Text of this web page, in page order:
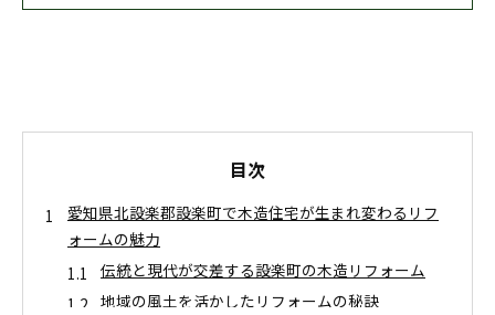
目次
愛知県北設楽郡設楽町で木造住宅が生まれ変わるリフ
ォームの魅力
伝統と現代が交差する設楽町の木造リフォーム
地域の風土を活かしたリフォームの秘訣